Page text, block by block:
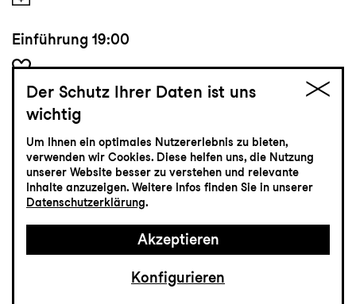
Einführung 19:00
CHF 35-75
Konzert
23.10Freitag
Der Schutz Ihrer Daten ist uns
wichtig
Um Ihnen ein optimales Nutzererlebnis zu bieten,
verwenden wir Cookies. Diese helfen uns, die Nutzung
unserer Website besser zu verstehen und relevante
Inhalte anzuzeigen. Weitere Infos finden Sie in unserer
Datenschutzerklärung.
Akzeptieren
Konfigurieren